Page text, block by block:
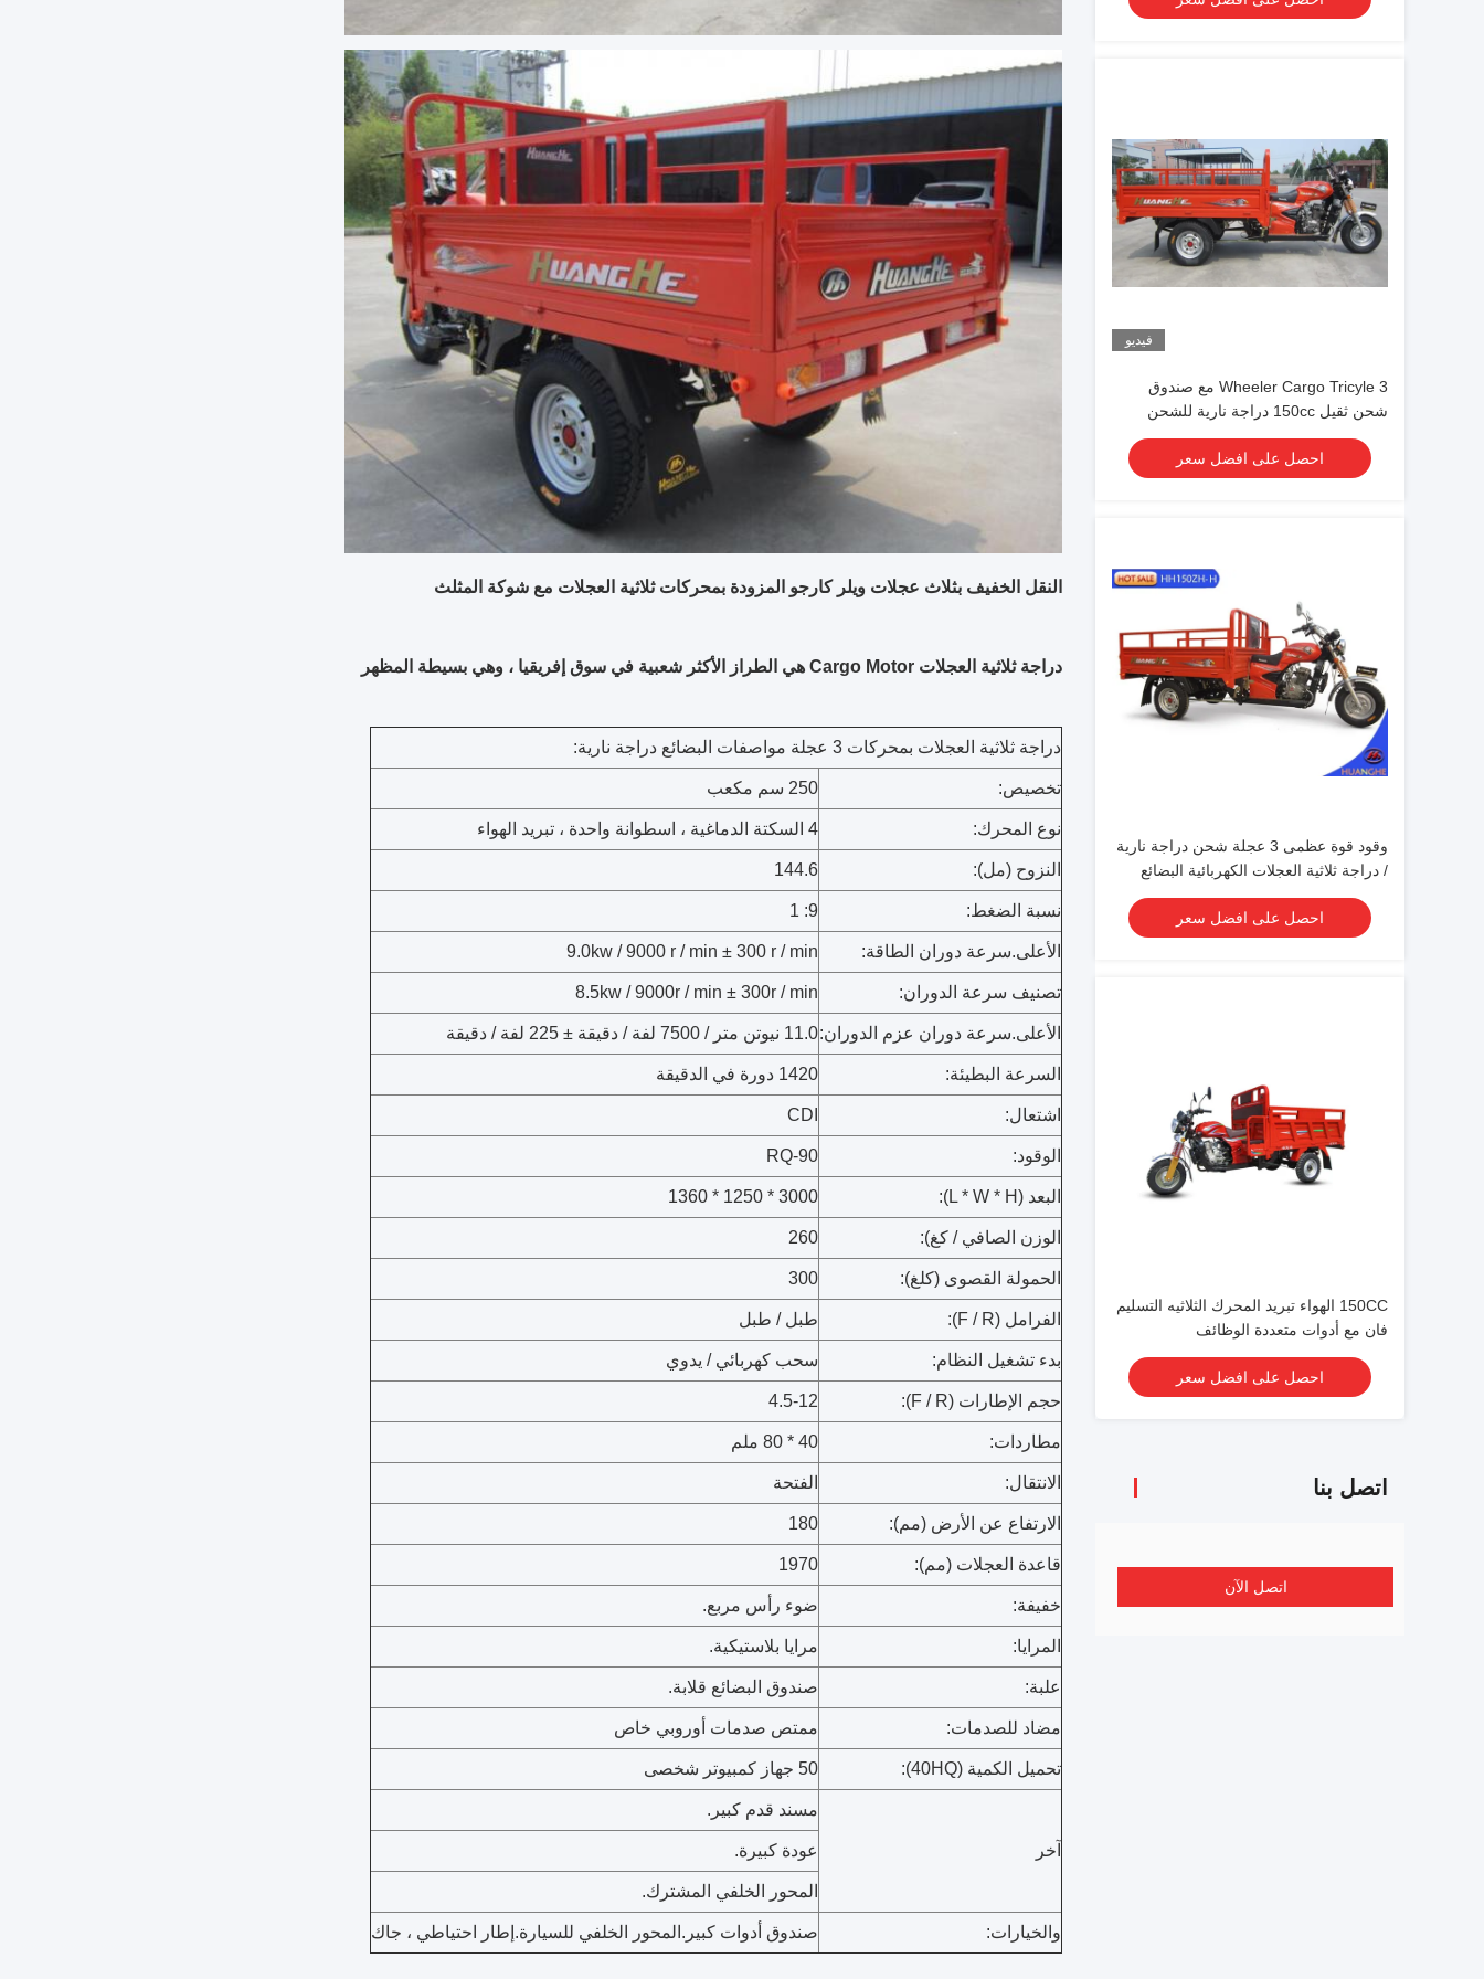
فيديو
3 Wheeler Cargo Tricyle مع صندوق
شحن ثقيل 150cc دراجة نارية للشحن
احصل على افضل سعر
وقود قوة عظمى 3 عجلة شحن دراجة نارية
/ دراجة ثلاثية العجلات الكهربائية البضائع
احصل على افضل سعر
150CC الهواء تبريد المحرك الثلاثيه التسليم
فان مع أدوات متعددة الوظائف
احصل على افضل سعر
اتصل بنا
اتصل الآن
النقل الخفيف بثلاث عجلات ويلر كارجو المزودة بمحركات ثلاثية العجلات مع شوكة المثلث
دراجة ثلاثية العجلات Cargo Motor هي الطراز الأكثر شعبية في سوق إفريقيا ، وهي بسيطة المظهر
دراجة ثلاثية العجلات بمحركات 3 عجلة مواصفات البضائع دراجة نارية:
تخصيص: 250 سم مكعب
نوع المحرك: 4 السكتة الدماغية ، اسطوانة واحدة ، تبريد الهواء
النزوح (مل): 144.6
نسبة الضغط: 9: 1
الأعلى.سرعة دوران الطاقة: 9.0kw / 9000 r / min ± 300 r / min
تصنيف سرعة الدوران: 8.5kw / 9000r / min ± 300r / min
الأعلى.سرعة دوران عزم الدوران:11.0 نيوتن متر / 7500 لفة / دقيقة ± 225 لفة / دقيقة
السرعة البطيئة: 1420 دورة في الدقيقة
اشتعال: CDI
الوقود: RQ-90
البعد (L * W * H): 3000 * 1250 * 1360
الوزن الصافي / كغ): 260
الحمولة القصوى (كلغ): 300
الفرامل (F / R): طبل / طبل
بدء تشغيل النظام: سحب كهربائي / يدوي
حجم الإطارات (F / R): 4.5-12
مطاردات: 40 * 80 ملم
الانتقال: الفتحة
الارتفاع عن الأرض (مم): 180
قاعدة العجلات (مم): 1970
خفيفة: ضوء رأس مربع.
المرايا: مرايا بلاستيكية.
علبة: صندوق البضائع قلابة.
مضاد للصدمات: ممتص صدمات أوروبي خاص
تحميل الكمية (40HQ): 50 جهاز كمبيوتر شخصى
آخر
مسند قدم كبير.
عودة كبيرة.
المحور الخلفي المشترك.
والخيارات: صندوق أدوات كبير.المحور الخلفي للسيارة.إطار احتياطي ، جاك